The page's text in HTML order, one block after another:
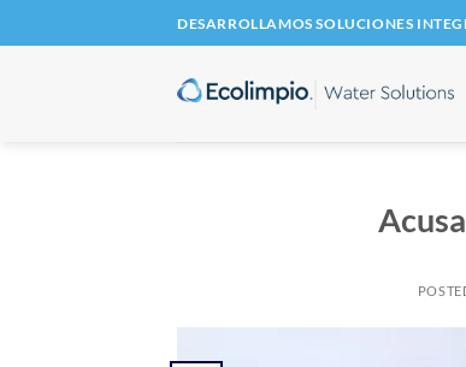
al
DESARROLLAMOS SOLUCIONES